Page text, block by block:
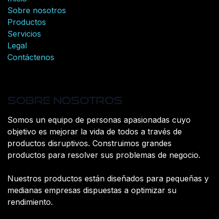
Sobre nosotros
Productos
Servicios
Legal
Contáctenos
Sobre nosotros
Somos un equipo de personas apasionadas cuyo
objetivo es mejorar la vida de todos a través de
productos disruptivos. Construimos grandes
productos para resolver sus problemas de negocio.
Nuestros productos están diseñados para pequeñas y
medianas empresas dispuestas a optimizar su
rendimiento.